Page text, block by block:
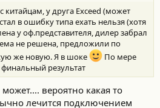
у друга Exceed (может
в ошибку типа ехать нельзя (хотя
у оф.представителя, дилер забрал
не решена, предложили по
же новую. Я в шоке
По мере
результат
вероятно какая то
лечится подключением